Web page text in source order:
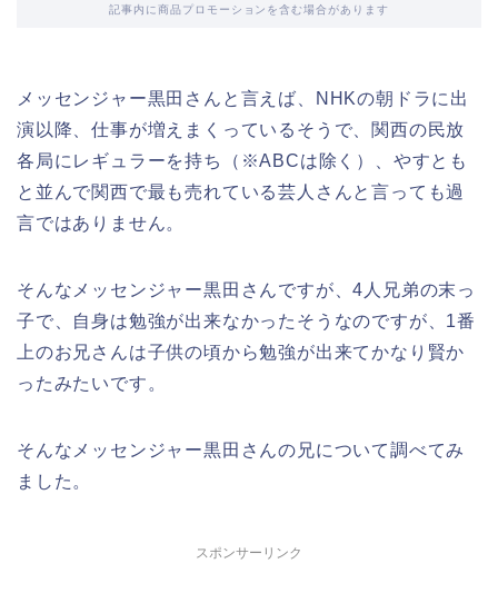
記事内に商品プロモーションを含む場合があります
メッセンジャー黒田さんと言えば、NHKの朝ドラに出
演以降、仕事が増えまくっているそうで、関西の民放
各局にレギュラーを持ち（※ABCは除く）、やすとも
と並んで関西で最も売れている芸人さんと言っても過
言ではありません。
そんなメッセンジャー黒田さんですが、4人兄弟の末っ
子で、自身は勉強が出来なかったそうなのですが、1番
上のお兄さんは子供の頃から勉強が出来てかなり賢か
ったみたいです。
そんなメッセンジャー黒田さんの兄について調べてみ
ました。
スポンサーリンク